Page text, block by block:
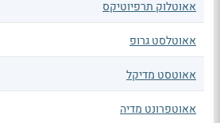
אאוטלוק תרפיוטיקס
אאוטלסט גרופ
אאוטסט מדיקל
אאוטפרונט מדיה